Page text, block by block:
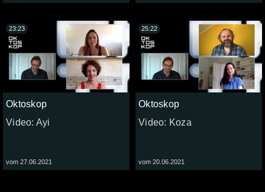
Oktoskop
Video: Ayi
vom 27.06.2021
23:23
Oktoskop
Video: Koza
vom 20.06.2021
25:22